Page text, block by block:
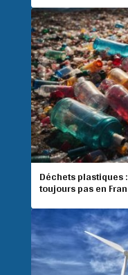
Déchets
toujours pas en